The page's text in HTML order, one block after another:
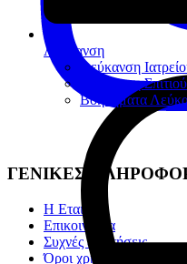
Λεύκανση
Λεύκανση
Λεύκανση Σπιτιού
Βοηθήματα
ΓΕΝΙΚΕΣ
Η Εταιρία
Επικοινωνία
Συχνές ερωτήσεις
Όροι χρήσης